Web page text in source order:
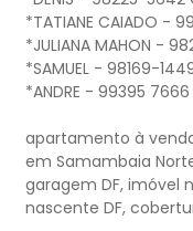
*TATIANE CAIADO -
*JULIANA MAHON -
*SAMUEL - 98169-
*ANDRE - 99395 7666
apartamento à
em Samambaia
garagem DF, imóvel
nascente DF,